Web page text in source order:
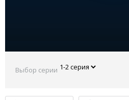
Выбор серии